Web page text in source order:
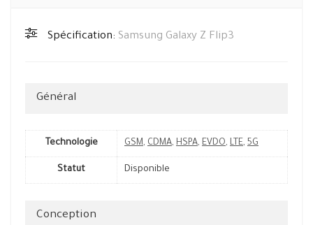
Spécification: Samsung Galaxy Z Flip3
Général
Technologie GSM, CDMA, HSPA, EVDO, LTE, 5G
Statut Disponible
Conception